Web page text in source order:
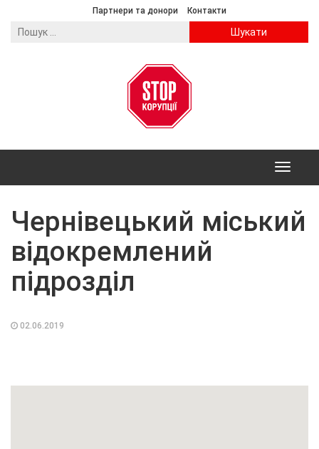
Партнери та донори Контакти
Пошук:
Toggle
Чернівецький міський
відокремлений
підрозділ
02.06.2019